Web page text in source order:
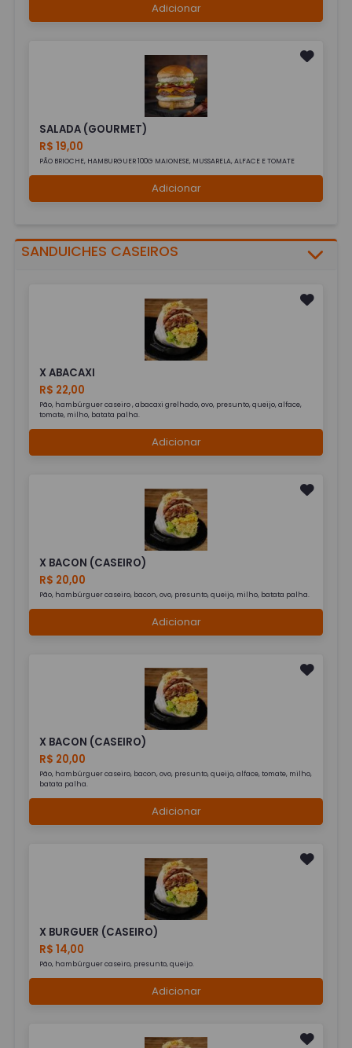
Adicionar
SALADA (GOURMET)
R$ 19,00
PÃO BRIOCHE, HAMBURGUER 100G MAIONESE, MUSSARELA, ALFACE E TOMATE
Adicionar
SANDUICHES CASEIROS
X ABACAXI
R$ 22,00
Pão, hambúrguer caseiro , abacaxi grelhado, ovo, presunto, queijo, alface,
tomate, milho, batata palha.
Adicionar
X BACON (CASEIRO)
R$ 20,00
Pão, hambúrguer caseiro, bacon, ovo, presunto, queijo, milho, batata palha.
Adicionar
X BACON (CASEIRO)
R$ 20,00
Pão, hambúrguer caseiro, bacon, ovo, presunto, queijo, alface, tomate, milho,
batata palha.
Adicionar
X BURGUER (CASEIRO)
R$ 14,00
Pão, hambúrguer caseiro, presunto, queijo.
Adicionar